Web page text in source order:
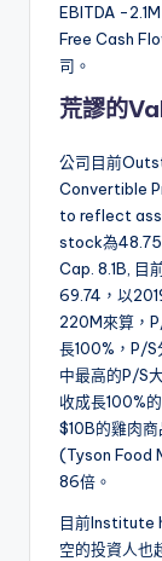
EBITDA -
Free Cash
司。
荒謬的
公司目前
Convertible
to reflect
stock為
Cap. 8.1B, 目
69.74，以
220M來算，
長100%，P/S
中最高的P/S
收成長100%
$10B的雞肉
(Tyson Food
86倍。
目前Institute
空的投資人也